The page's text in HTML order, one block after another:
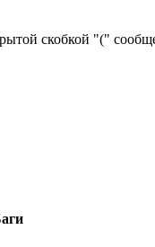
скобкой "("